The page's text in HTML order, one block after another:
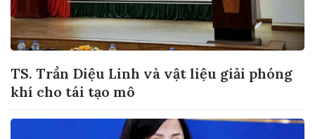
TS. Trần Diệu Linh và vật liệu giải phóng
khí cho tái tạo mô